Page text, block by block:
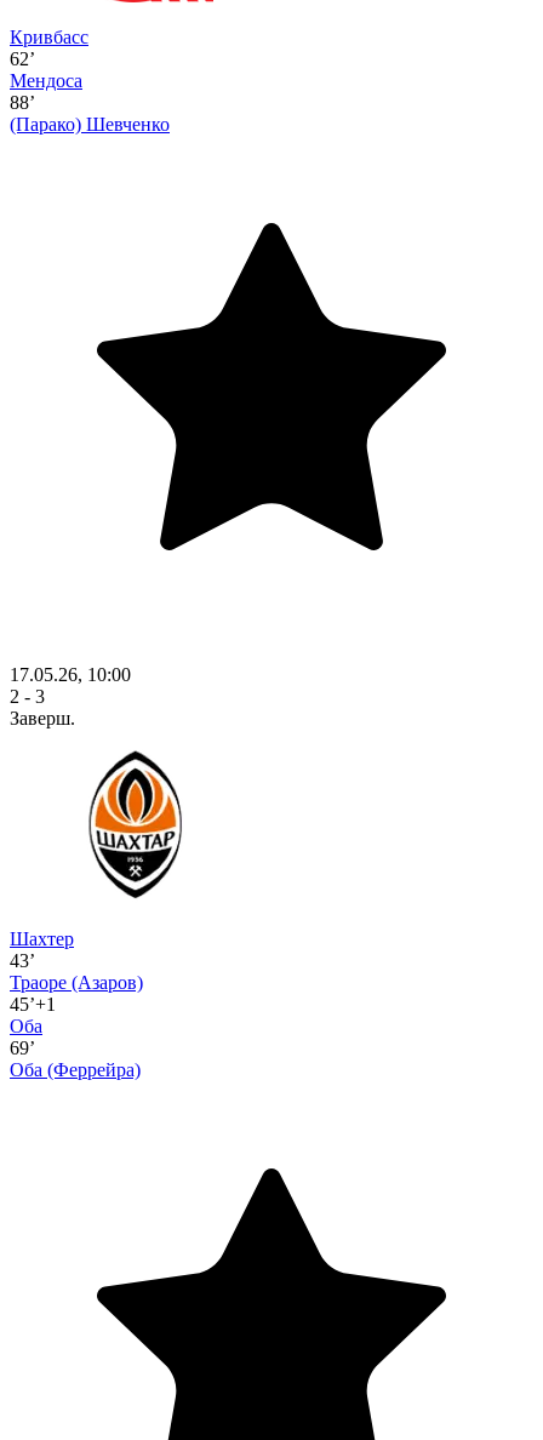
Кривбасс
62’
Мендоса
88’
(Парако) Шевченко
17.05.26, 10:00
2 - 3
Заверш.
Шахтер
43’
Траоре (Азаров)
45’+1
Оба
69’
Оба (Феррейра)